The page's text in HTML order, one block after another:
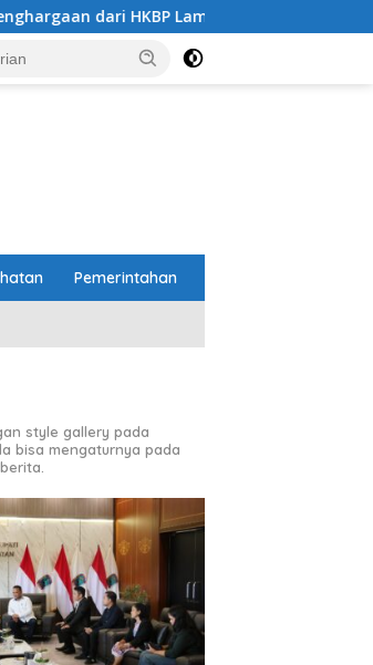
Lampung Pemprov dan DPRD
Pemerintahan
style gallery pada
bisa mengaturnya pada